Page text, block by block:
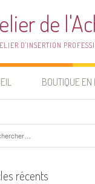
de
D'INSERTION
BOUTIQUE EN
récents